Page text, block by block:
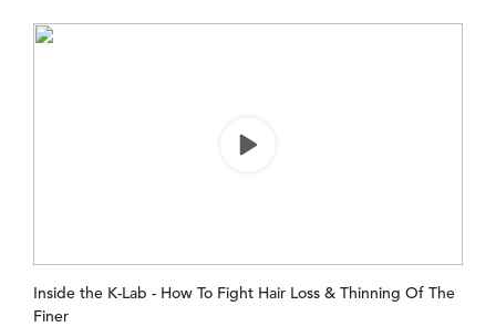
Inside the K-Lab - How To Fight Hair Loss & Thinning Of The
Finer